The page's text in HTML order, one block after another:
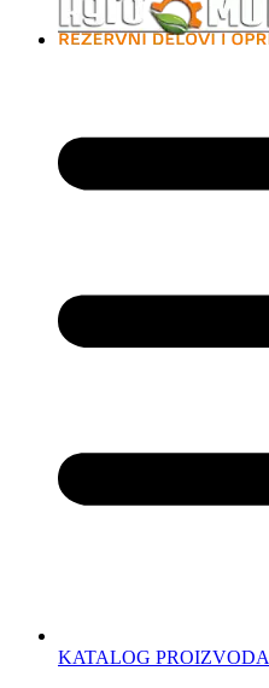
KATALOG PROIZVODA